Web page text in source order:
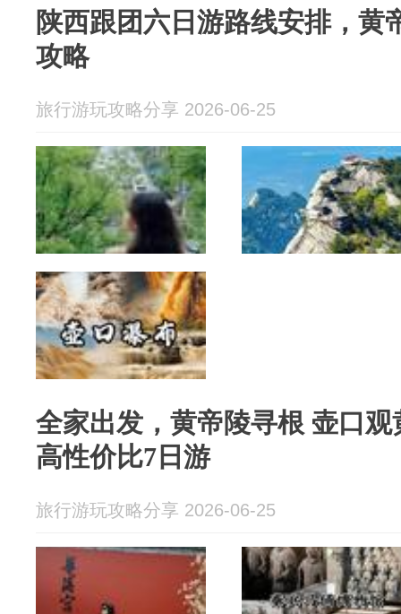
陕西跟团六日游路线安排，黄
攻略
旅行游玩攻略分享 2026-06-25
全家出发，黄帝陵寻根 壶口观黄河延安红色打卡
高性价比7日游
旅行游玩攻略分享 2026-06-25